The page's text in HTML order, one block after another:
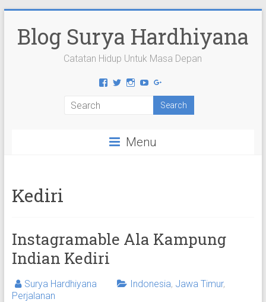
content
Blog Surya Hardhiyana
Catatan Hidup Untuk Masa Depan
ViewViewViewView
profileprofile
on
Menu
Kediri
Instagramable Ala Kampung
Indian Kediri
Surya Hardhiyana Indonesia, Jawa Timur,
Perjalanan